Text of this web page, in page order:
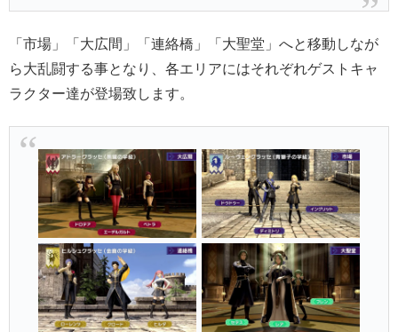
「市場」「大広間」「連絡橋」「大聖堂」へと移動しなが
ら大乱闘する事となり、各エリアにはそれぞれゲストキャ
ラクター達が登場致します。